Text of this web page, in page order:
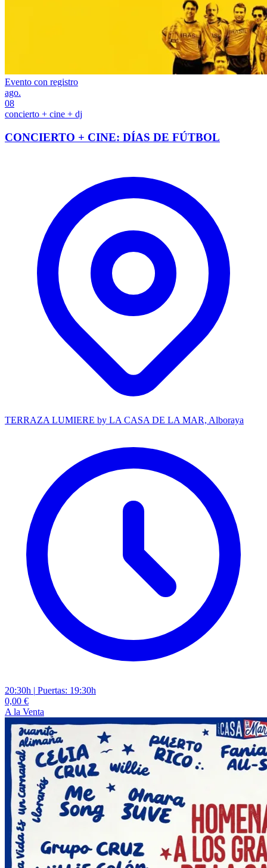
Evento con registro
ago.
08
concierto + cine + dj
CONCIERTO + CINE: DÍAS DE FÚTBOL
TERRAZA LUMIERE by LA CASA DE LA MAR, Alboraya
20:30h | Puertas: 19:30h
0,00 €
A la Venta